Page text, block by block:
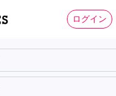
ログイン